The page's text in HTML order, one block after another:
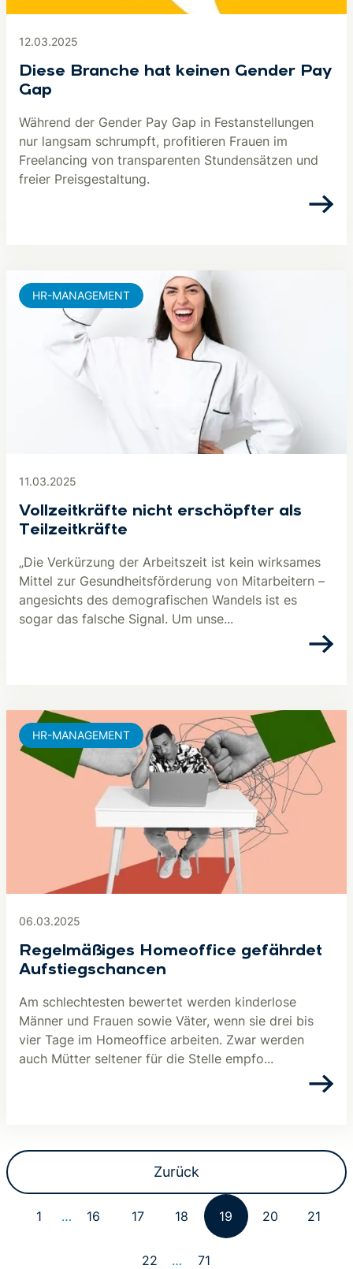
12.03.2025
Diese Branche hat keinen Gender Pay
Gap
Während der Gender Pay Gap in Festanstellungen
nur langsam schrumpft, profitieren Frauen im
Freelancing von transparenten Stundensätzen und
freier Preisgestaltung.
11.03.2025
Vollzeitkräfte nicht erschöpfter als
Teilzeitkräfte
„Die Verkürzung der Arbeitszeit ist kein wirksames
Mittel zur Gesundheitsförderung von Mitarbeitern –
angesichts des demografischen Wandels ist es
sogar das falsche Signal. Um unse...
HR-MANAGEMENT
06.03.2025
Regelmäßiges Homeoffice gefährdet
Aufstiegschancen
Am schlechtesten bewertet werden kinderlose
Männer und Frauen sowie Väter, wenn sie drei bis
vier Tage im Homeoffice arbeiten. Zwar werden
auch Mütter seltener für die Stelle empfo...
HR-MANAGEMENT
Zurück
1 … 16 17 18 19 20 21
22 … 71